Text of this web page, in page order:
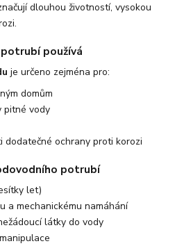
dlouhou životností, vysokou
potrubí používá
je určeno zejména pro:
domům
pitné vody
dodatečné ochrany proti korozi
potrubí
let)
a mechanickému namáhání
látky do vody